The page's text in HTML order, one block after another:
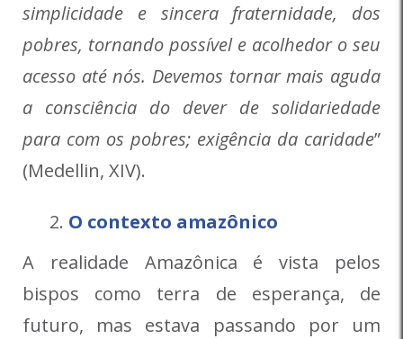
simplicidade e sincera fraternidade, dos
pobres, tornando possível e acolhedor o seu
acesso até nós. Devemos tornar mais aguda
a consciência do dever de solidariedade
para com os pobres; exigência da caridade”
(Medellin, XIV).
O contexto amazônico
A realidade Amazônica é vista pelos
bispos como terra de esperança, de
futuro, mas estava passando por um